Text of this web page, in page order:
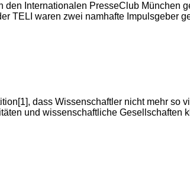
Internationalen PresseClub München
TELI waren zwei namhafte Impulsgeber
dass Wissenschaftler nicht mehr so
und wissenschaftliche Gesellschaften